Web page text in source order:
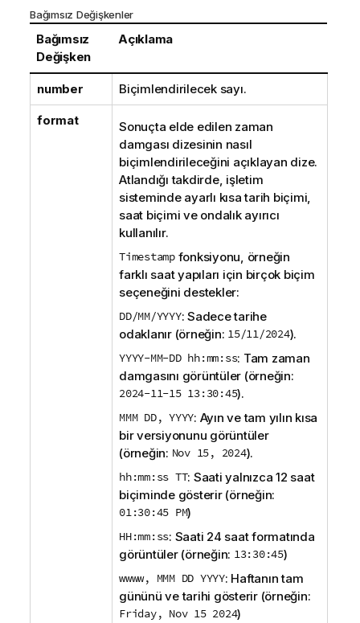
Bağımsız Değişkenler
Bağımsız
Değişken
Açıklama
number Biçimlendirilecek sayı.
format
Sonuçta elde edilen zaman
damgası dizesinin nasıl
biçimlendirileceğini açıklayan dize.
Atlandığı takdirde, işletim
sisteminde ayarlı kısa tarih biçimi,
saat biçimi ve ondalık ayırıcı
kullanılır.
Timestampfonksiyonu, örneğin
farklı saat yapıları için birçok biçim
seçeneğini destekler:
DD/MM/YYYY: Sadece tarihe
odaklanır (örneğin: 15/11/2024).
YYYY-MM-DD hh:mm:ss: ​Tam zaman
damgasını görüntüler (örneğin:
2024-11-15 13:30:45).
​MMM DD, YYYY: ​Ayın ve tam yılın kısa
bir versiyonunu görüntüler
(örneğin: Nov 15, 2024).
hh:mm:ss TT: ​Saati yalnızca 12 saat
biçiminde gösterir (örneğin:
01:30:45 PM)
​HH:mm:ss: ​Saati 24 saat formatında
görüntüler (örneğin: 13:30:45)
​wwww, MMM DD YYYY: ​Haftanın tam
gününü ve tarihi gösterir (örneğin:
Friday, Nov 15 2024)